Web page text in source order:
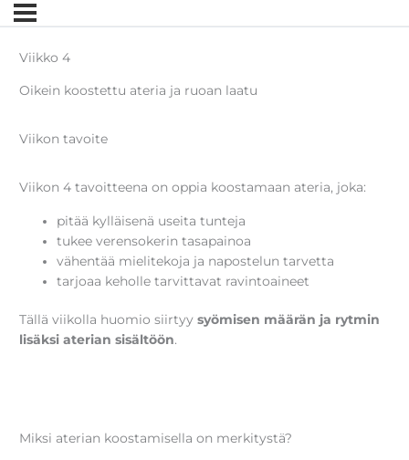
Viikko 4
Oikein koostettu ateria ja ruoan laatu
Viikon tavoite
Viikon 4 tavoitteena on oppia koostamaan ateria, joka:
pitää kylläisenä useita tunteja
tukee verensokerin tasapainoa
vähentää mielitekoja ja napostelun tarvetta
tarjoaa keholle tarvittavat ravintoaineet
Tällä viikolla huomio siirtyy syömisen määrän ja rytmin
lisäksi aterian sisältöön.
Miksi aterian koostamisella on merkitystä?